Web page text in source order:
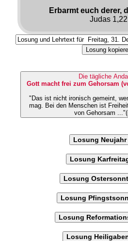
Erbarmt euch derer,
Judas 1,22
Losung
Die tägliche
Gott macht frei zum Gehorsam
"Das ist nicht ironisch gemeint,
mag. Bei den Menschen ist Freiheit genau das Gegenteil
von Gehorsam
Losung Neujahr
Losung
Losung
Losung
Losung
Losung